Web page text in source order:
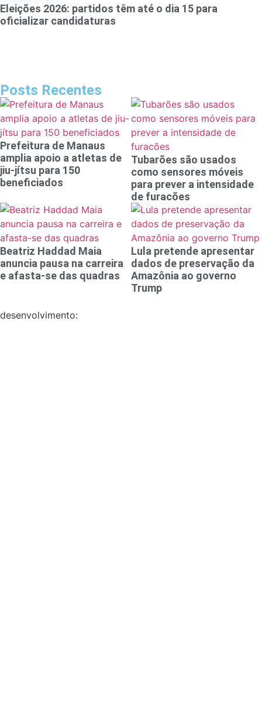
Eleições 2026: partidos têm até o dia 15 para
oficializar candidaturas
Posts Recentes
Prefeitura de Manaus
amplia apoio a atletas de
jiu-jítsu para 150
beneficiados
Tubarões são usados
como sensores móveis
para prever a intensidade
de furacões
Beatriz Haddad Maia
anuncia pausa na carreira
e afasta-se das quadras
Lula pretende apresentar
dados de preservação da
Amazônia ao governo
Trump
desenvolvimento: